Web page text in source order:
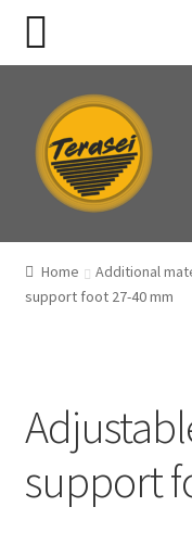
Skip
to
navigation
Skip
to
content
Home Additional
support foot 27-40 mm
support